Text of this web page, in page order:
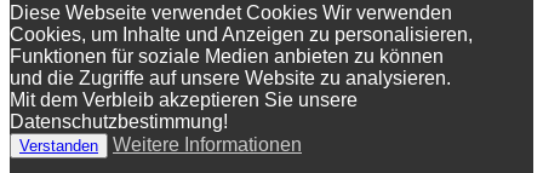
Diese Webseite verwendet Cookies Wir verwenden
Cookies, um Inhalte und Anzeigen zu personalisieren,
Funktionen für soziale Medien anbieten zu können
und die Zugriffe auf unsere Website zu analysieren.
Mit dem Verbleib akzeptieren Sie unsere
Datenschutzbestimmung!
Verstanden Weitere Informationen